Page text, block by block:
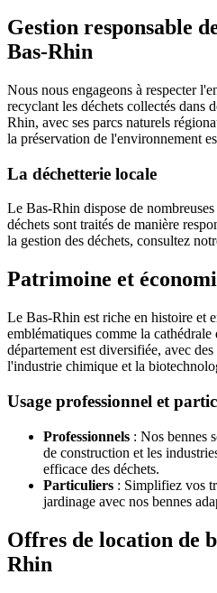
Gestion responsable
Bas-Rhin
Nous nous engageons à respecter
recyclant les déchets collectés dans
Rhin, avec ses parcs naturels
la préservation de l'environnement
La déchetterie locale
Le Bas-Rhin dispose de
déchets sont traités de manière
la gestion des déchets, consultez
Patrimoine et
Le Bas-Rhin est riche en histoire et
emblématiques comme la
département est diversifiée, avec
l'industrie chimique et la
Usage professionnel et
Professionnels : Nos bennes
de construction et les
efficace des déchets.
Particuliers : Simplifiez vos
jardinage avec nos bennes
Offres de location de
Rhin